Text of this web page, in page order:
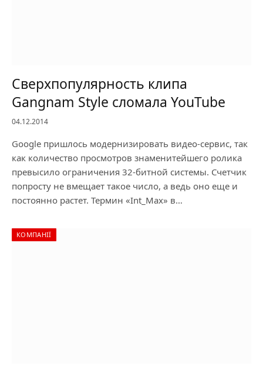
Сверхпопулярность клипа
Gangnam Style сломала YouTube
04.12.2014
Google пришлось модернизировать видео-сервис, так
как количество просмотров знаменитейшего ролика
превысило ограничения 32-битной системы. Счетчик
попросту не вмещает такое число, а ведь оно еще и
постоянно растет. Термин «Int_Max» в…
КОМПАНІЇ